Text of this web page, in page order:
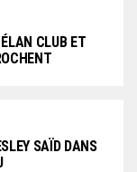
CLUB ET
SAÏD DANS